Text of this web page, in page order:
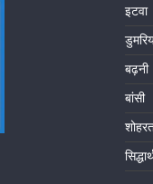
इटवा
बढ़नी
बांसी